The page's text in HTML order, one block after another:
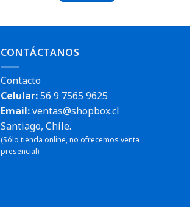
CONTÁCTANOS
Contacto
Celular:56 9 7565 9625
Email:ventas@shopbox.cl
Santiago, Chile.
(Sólo tienda online, no ofrecemos venta
presencial).